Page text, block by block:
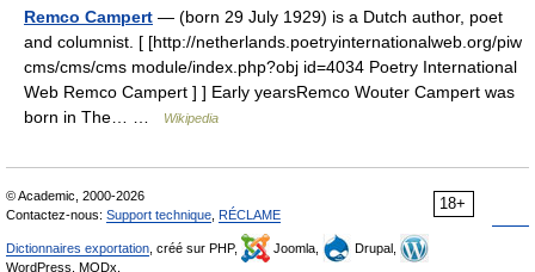
Remco Campert — (born 29 July 1929) is a Dutch author, poet
and columnist. [ [http://netherlands.poetryinternationalweb.org/piw
cms/cms/cms module/index.php?obj id=4034 Poetry International
Web Remco Campert ] ] Early yearsRemco Wouter Campert was
born in The… …
Wikipedia
18+
© Academic, 2000-2026
Contactez-nous: Support technique RÉCLAME
Dictionnaires exportation , créé sur PHP, Joomla,
Drupal,
WordPress, MODx.